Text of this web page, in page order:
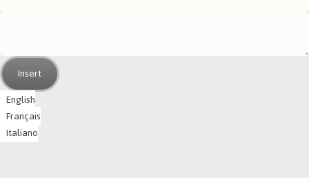
Insert
English
Français
Italiano